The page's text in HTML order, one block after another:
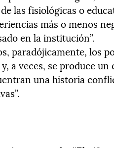
las fisiológicas o
más o menos
en la institución”.
paradójicamente, los
a veces, se produce
una historia